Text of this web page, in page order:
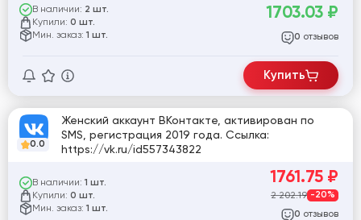
В наличии: 2 шт.
Купили: 0 шт.
Мин. заказ: 1 шт.
1703.03 ₽
0 отзывов
Купить
0.0
Женский аккаунт ВКонтакте, активирован по
SMS, регистрация 2019 года. Ссылка:
https://vk.ru/id557343822
В наличии: 1 шт.
Купили: 0 шт.
Мин. заказ: 1 шт.
1761.75 ₽
2 202.19 -20%
0 отзывов